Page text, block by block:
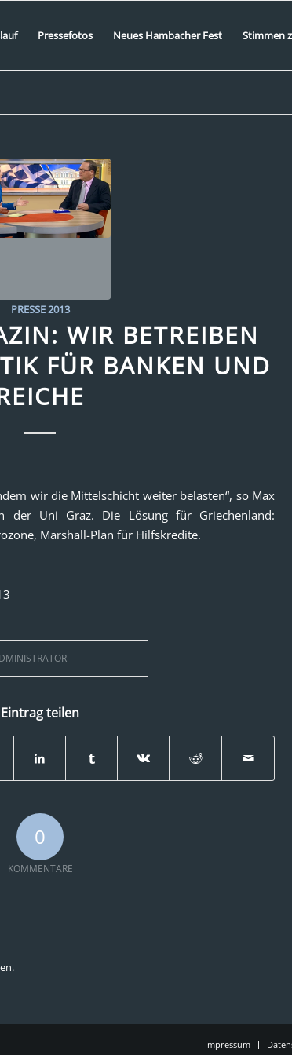
Pressefotos Neues Hambacher Fest Stimmen
PRESSE 2013
WIR BETREIBEN
FÜR BANKEN UND
wir die Mittelschicht weiter belasten“, so Max
der Uni Graz. Die Lösung für Griechenland:
Marshall-Plan für Hilfskredite.
Eintrag teilen
0
KOMMENTARE
Impressum